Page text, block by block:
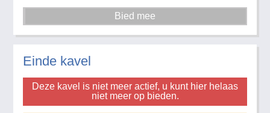
Einde kavel
Deze kavel is niet meer actief, u kunt hier helaas
niet meer op bieden.